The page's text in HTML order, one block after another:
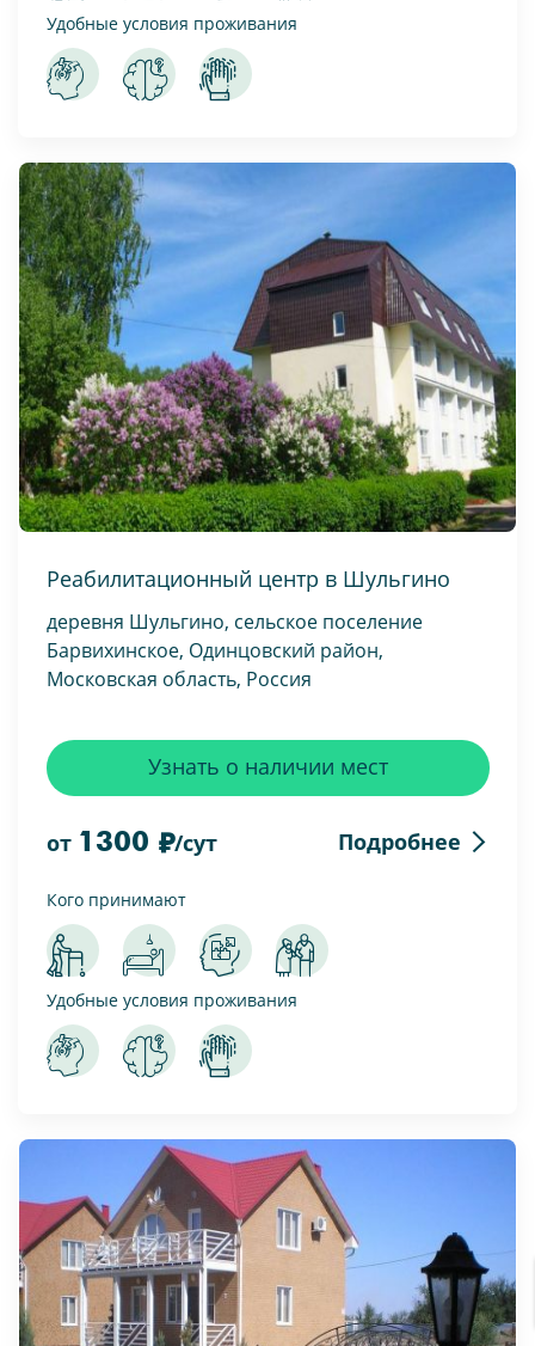
Удобные условия проживания
Реабилитационный центр в Шульгино
деревня Шульгино, сельское поселение
Барвихинское, Одинцовский район,
Московская область, Россия
от 1300 /сут Подробнее
Узнать о наличии мест
Кого принимают
Удобные условия проживания